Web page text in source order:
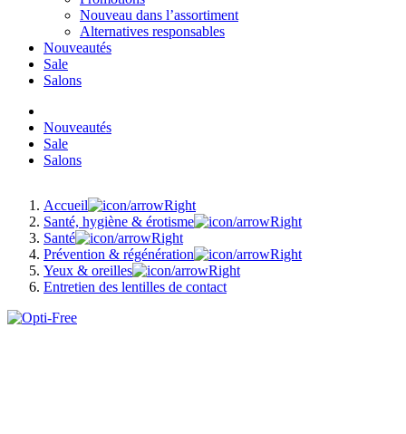
Nouveau dans l’assortiment
Alternatives responsables
Nouveautés
Sale
Salons
Nouveautés
Sale
Salons
Accueil
Santé, hygiène & érotisme
Santé
Prévention & régénération
Yeux & oreilles
Entretien des lentilles de contact